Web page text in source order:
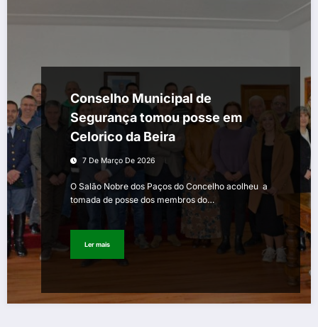
Conselho Municipal de
Segurança tomou posse em
Celorico da Beira
7 De Março De 2026
O Salão Nobre dos Paços do Concelho acolheu a
tomada de posse dos membros do…
Ler mais